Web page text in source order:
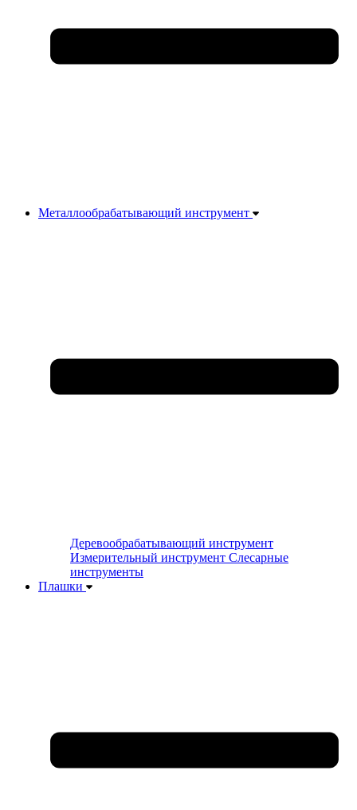
Металлообрабатывающий инструмент
Деревообрабатывающий инструмент
Измерительный инструмент Слесарные
инструменты
Плашки